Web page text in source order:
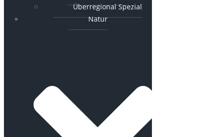
Überregional Spezial
Natur